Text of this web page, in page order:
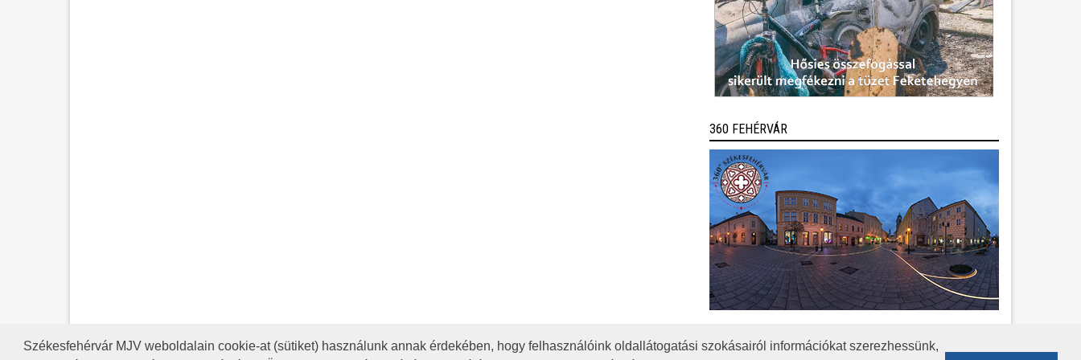
Székesfehérvár MJV weboldalain cookie-at (sütiket) használunk annak érdekében, hogy felhasználóink oldallátogatási szokásairól információkat szerezhessünk,
360 FEHÉRVÁR
RSS A HONLAP 2017.03.31-I ÁLLAPOTA JOGI NYILATKOZAT IMPRESSZUM MÉDIAAJÁNLAT KÖZÉRDEKŰ ADATOK ADATVÉDELEM